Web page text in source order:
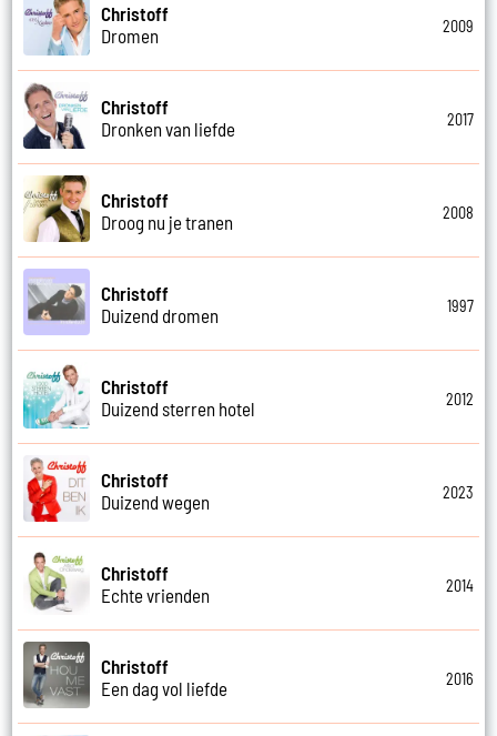
Christoff
Dromen
2009
Christoff
Dronken van liefde
2017
Christoff
Droog nu je tranen
2008
Christoff
Duizend dromen
1997
Christoff
Duizend sterren hotel
2012
Christoff
Duizend wegen
2023
Christoff
Echte vrienden
2014
Christoff
Een dag vol liefde
2016